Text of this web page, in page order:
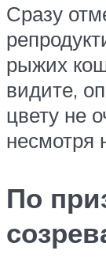
Сразу
рыжих
видите,
цвету не
несмотря
По